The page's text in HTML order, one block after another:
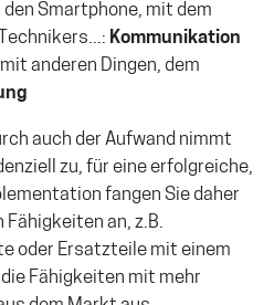
Smartphone, mit dem
Kommunikation
anderen Dingen, dem
auch der Aufwand nimmt
zu, für eine erfolgreiche,
fangen Sie daher
an, z.B.
oder Ersatzteile mit einem
die Fähigkeiten mit mehr